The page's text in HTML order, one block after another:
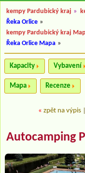
kempy Pardubický kraj »
Řeka Orlice »
kempy Pardubický kraj
Řeka Orlice Mapa »
Kapacity Vybavení
Mapa Recenze
« zpět na výpis
Autocamping